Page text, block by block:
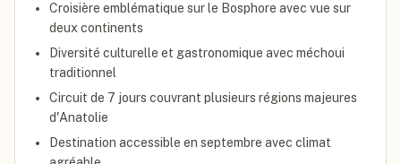
Croisière emblématique sur le Bosphore avec vue sur
deux continents
Diversité culturelle et gastronomique avec méchoui
traditionnel
Circuit de 7 jours couvrant plusieurs régions majeures
d'Anatolie
Destination accessible en septembre avec climat